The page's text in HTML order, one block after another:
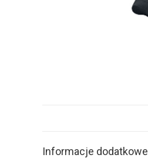
Informacje dodatkowe